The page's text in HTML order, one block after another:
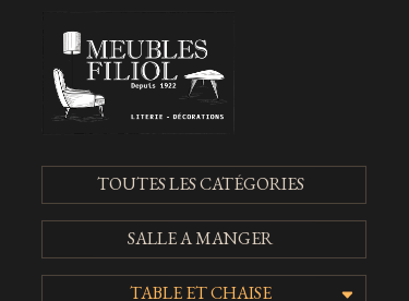
TOUTES LES CATÉGORIES
SALLE A MANGER
TABLE ET CHAISE